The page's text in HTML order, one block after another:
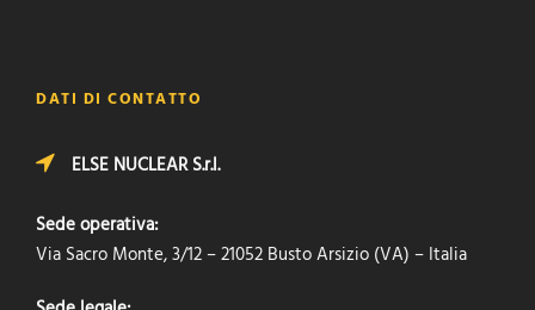
DATI DI CONTATTO
ELSE NUCLEAR S.r.l.
Sede operativa:
Via Sacro Monte, 3/12 – 21052 Busto Arsizio (VA) – Italia